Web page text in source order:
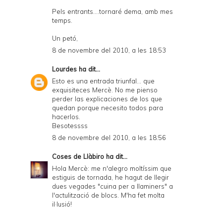
Pels entrants....tornaré dema, amb mes
temps.
Un petó,
8 de novembre del 2010, a les 18:53
Lourdes ha dit...
Esto es una entrada triunfal... que
exquisiteces Mercè. No me pienso
perder las explicaciones de los que
quedan porque necesito todos para
hacerlos.
Besotessss
8 de novembre del 2010, a les 18:56
Coses de Llàbiro ha dit...
Hola Mercè: me n'alegro moltíssim que
estiguis de tornada, he hagut de llegir
dues vegades "cuina per a llaminers" a
l'actulització de blocs. M'ha fet molta
il·lusió!